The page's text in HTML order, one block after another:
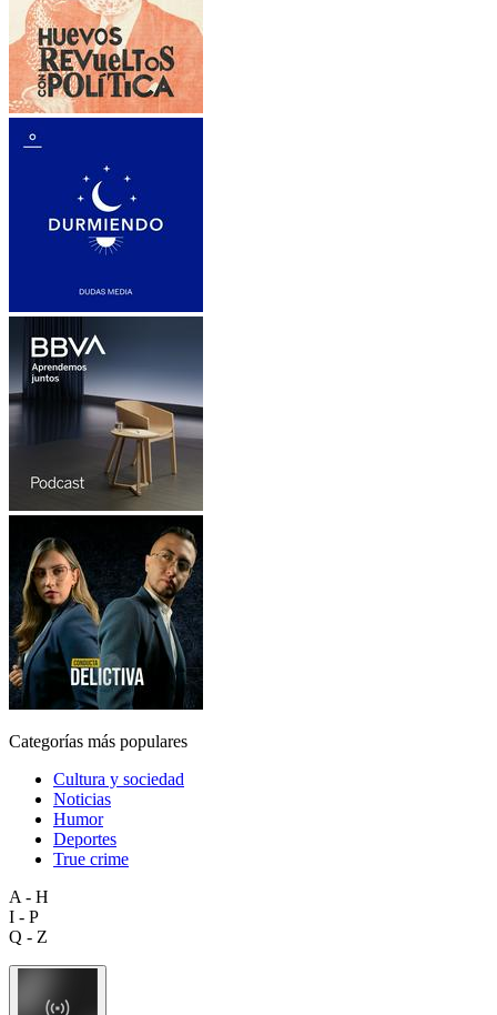
Categorías más populares
Cultura y sociedad
Noticias
Humor
Deportes
True crime
A - H
I - P
Q - Z